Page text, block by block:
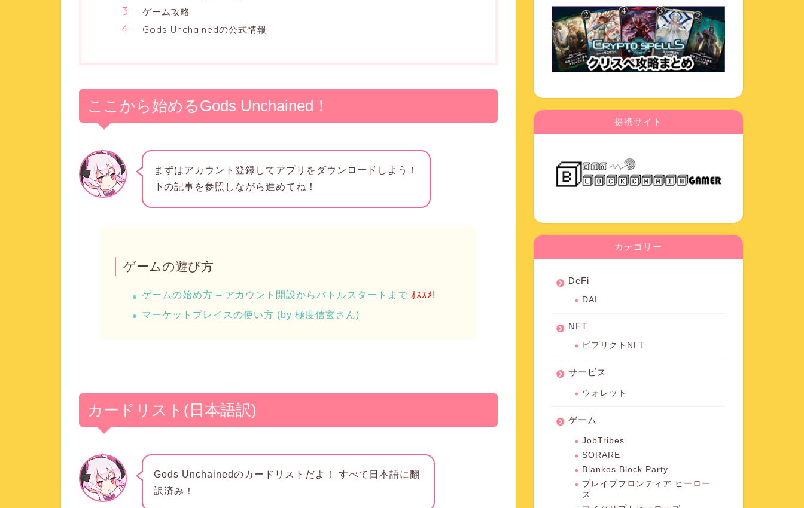
ゲーム攻略
Gods Unchainedの公式情報
ここから始めるGods Unchained！
まずはアカウント登録してアプリをダウンロードしよう！
下の記事を参照しながら進めてね！
ゲームの遊び方
ゲームの始め方 – アカウント開設からバトルスタートまで ｵｽｽﾒ!
マーケットプレイスの使い方 (by 極度信玄さん)
カードリスト(日本語訳)
Gods Unchainedのカードリストだよ！ すべて日本語に翻
訳済み！
提携サイト
カテゴリー
DeFi
DAI
NFT
ピプリクトNFT
サービス
ウォレット
ゲーム
JobTribes
SORARE
Blankos Block Party
ブレイブフロンティア ヒーロー
ズ